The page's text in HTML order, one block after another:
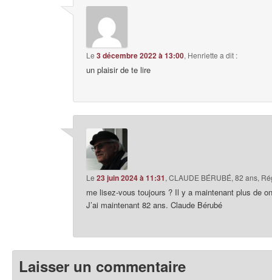
Le3 décembre 2022 à 13:00, Henriette a dit :
un plaisir de te lire
Le23 juin 2024 à 11:31,CLAUDE BÉRUBÉ, 82 ans,
me lisez-vous toujours ? Il y a maintenant plus de
J’ai maintenant 82 ans. Claude Bérubé
Laisser un commentaire